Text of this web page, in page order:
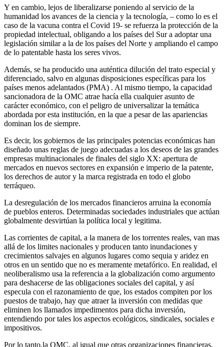
Y en cambio, lejos de liberalizarse poniendo al servicio de la
humanidad los avances de la ciencia y la tecnología, – como lo es el
caso de la vacuna contra el Covid 19- se refuerza la protección de la
propiedad intelectual, obligando a los países del Sur a adoptar una
legislación similar a la de los países del Norte y ampliando el campo
de lo patentable hasta los seres vivos.
Además, se ha producido una auténtica dilución del trato especial y
diferenciado, salvo en algunas disposiciones específicas para los
países menos adelantados (PMA) . Al mismo tiempo, la capacidad
sancionadora de la OMC atrae hacía ella cualquier asunto de
carácter económico, con el peligro de universalizar la temática
abordada por esta institución, en la que a pesar de las apariencias
dominan los de siempre.
Es decir, los gobiernos de las principales potencias económicas han
diseñado unas reglas de juego adecuadas a los deseos de las grandes
empresas multinacionales de finales del siglo XX: apertura de
mercados en nuevos sectores en expansión e imperio de la patente,
los derechos de autor y la marca registrada en todo el globo
terráqueo.
La desregulación de los mercados financieros arruina la economía
de pueblos enteros. Determinadas sociedades industriales que actúan
globalmente desvirtúan la política local y legitima.
Las corrientes de capital, a la manera de los torrentes reales, van mas
allá de los limites nacionales y producen tanto inundaciones y
crecimientos salvajes en algunos lugares como sequia y aridez en
otros en un sentido que no es meramente metafórico. En realidad, el
neoliberalismo usa la referencia a la globalización como argumento
para deshacerse de las obligaciones sociales del capital, y así
especula con el razonamiento de que, los estados compiten por los
puestos de trabajo, hay que atraer la inversión con medidas que
eliminen los llamados impedimentos para dicha inversión,
entendiendo por tales los aspectos ecológicos, sindicales, sociales e
impositivos.
Por lo tanto,la OMC, al igual que otras organizaciones financieras,